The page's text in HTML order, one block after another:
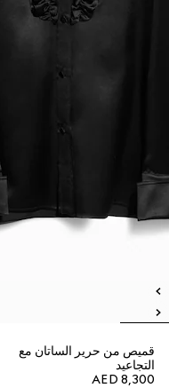
قميص من حرير الساتان مع
التجاعيد
AED 8,300